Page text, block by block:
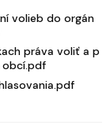
volieb do orgán
práva voliť a p
obcí.pdf